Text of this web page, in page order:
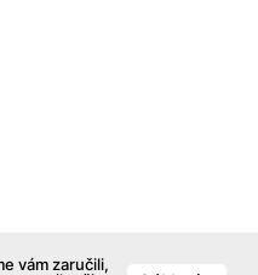
vám zaručili,